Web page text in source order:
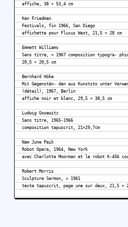
affiche, 38 × 53,4 cm
Ken Friedman
Festivals, fin 1966, San Diego
affichette pour Fluxus West, 21,5 × 28 cm
Emmett Williams
Sans titre, ≃ 1967 composition typogra-
20,5 × 20,5 cm
Bernhard Höke
Mit Gegenstän- den aus Kunststo unter
(détail), 1967, Berlin
affiche noir et blanc, 29,5 × 38,5 cm
Ludwig Gosewitz
Sans titre, 1965-1966
composition tapuscrit, 21×29,7cm
Nam June Paik
Robot Opera, 1964, New York
avec Charlotte Moorman et le robot K-456
Robert Morris
Sculpture Sermon, ≃ 1961
texte tapuscrit, page une sur deux, 21,5 ×